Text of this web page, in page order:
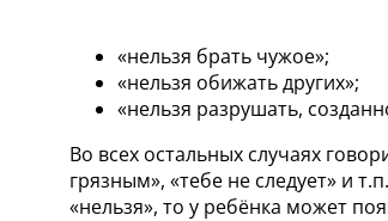
«нельзя брать чужое»;
«нельзя обижать других»;
«нельзя разрушать,
Во всех остальных случаях
грязным», «тебе не следует» и
«нельзя», то у ребёнка может